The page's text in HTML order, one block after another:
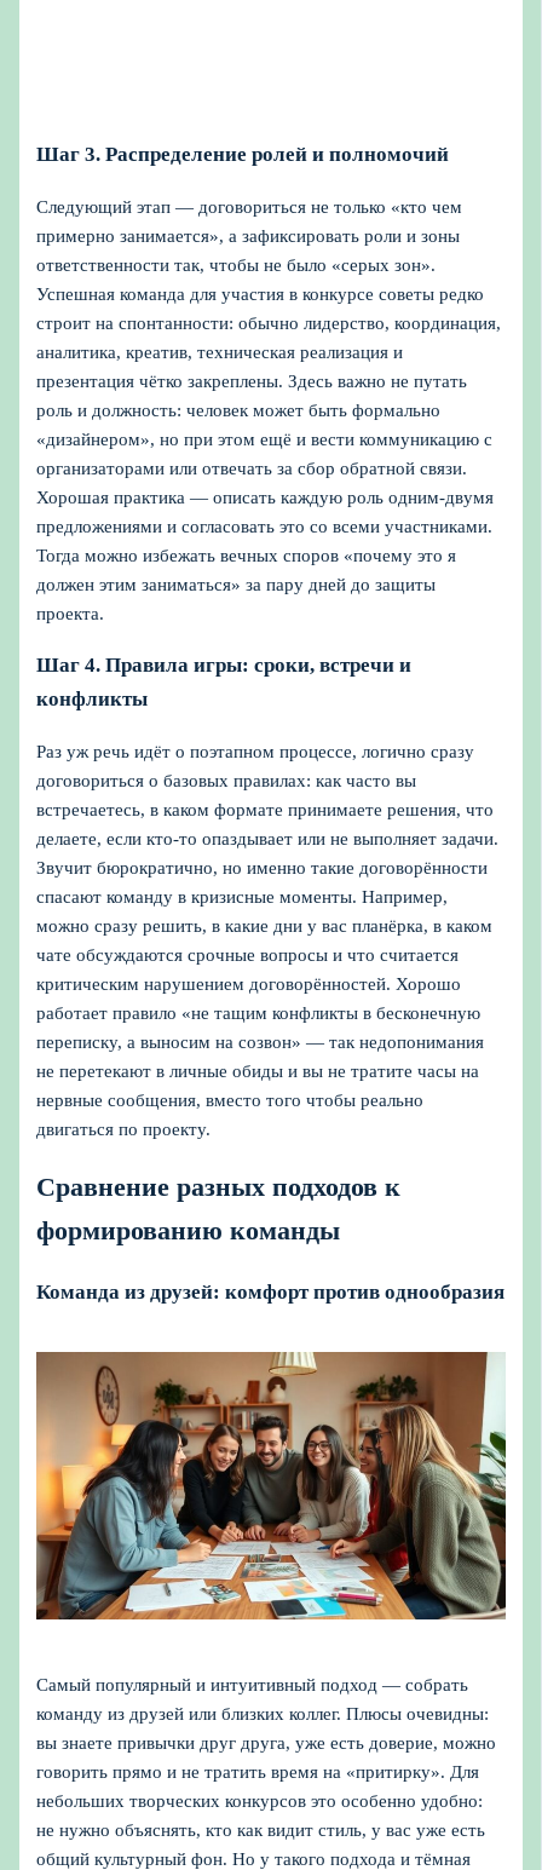
Шаг 3. Распределение ролей и полномочий
Следующий этап — договориться не только «кто чем
примерно занимается», а зафиксировать роли и зоны
ответственности так, чтобы не было «серых зон».
Успешная команда для участия в конкурсе советы редко
строит на спонтанности: обычно лидерство, координация,
аналитика, креатив, техническая реализация и
презентация чётко закреплены. Здесь важно не путать
роль и должность: человек может быть формально
«дизайнером», но при этом ещё и вести коммуникацию с
организаторами или отвечать за сбор обратной связи.
Хорошая практика — описать каждую роль одним-двумя
предложениями и согласовать это со всеми участниками.
Тогда можно избежать вечных споров «почему это я
должен этим заниматься» за пару дней до защиты
проекта.
Шаг 4. Правила игры: сроки, встречи и
конфликты
Раз уж речь идёт о поэтапном процессе, логично сразу
договориться о базовых правилах: как часто вы
встречаетесь, в каком формате принимаете решения, что
делаете, если кто-то опаздывает или не выполняет задачи.
Звучит бюрократично, но именно такие договорённости
спасают команду в кризисные моменты. Например,
можно сразу решить, в какие дни у вас планёрка, в каком
чате обсуждаются срочные вопросы и что считается
критическим нарушением договорённостей. Хорошо
работает правило «не тащим конфликты в бесконечную
переписку, а выносим на созвон» — так недопонимания
не перетекают в личные обиды и вы не тратите часы на
нервные сообщения, вместо того чтобы реально
двигаться по проекту.
Сравнение разных подходов к
формированию команды
Команда из друзей: комфорт против однообразия
Самый популярный и интуитивный подход — собрать
команду из друзей или близких коллег. Плюсы очевидны:
вы знаете привычки друг друга, уже есть доверие, можно
говорить прямо и не тратить время на «притирку». Для
небольших творческих конкурсов это особенно удобно:
не нужно объяснять, кто как видит стиль, у вас уже есть
общий культурный фон. Но у такого подхода и тёмная